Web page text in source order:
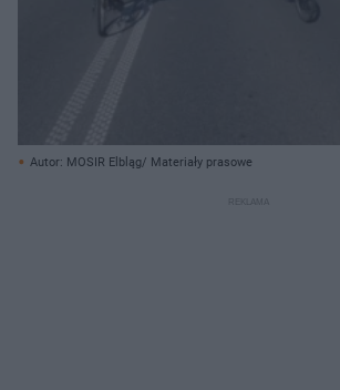
Autor: MOSIR Elbląg/ Materiały prasowe